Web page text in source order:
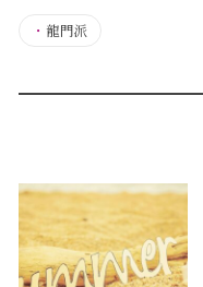
・ 龍門派